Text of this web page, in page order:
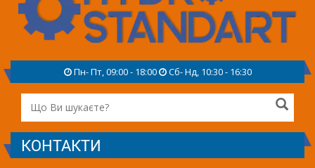
Пн- Пт, 09:00 - 18:00 Сб- Нд, 10:30 - 16:30
КОНТАКТИ